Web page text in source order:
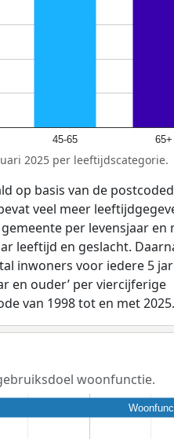
45-65 65+
2025 per leeftijdscategorie.
op basis van de
veel meer
per levensjaar en
leeftijd en geslacht.
inwoners voor iedere 5
en ouder’ per viercijferige
van 1998 tot en met 2025.
woonfunctie.